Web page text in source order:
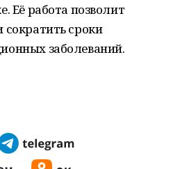
Её работа позволит
сроки
заболеваний.